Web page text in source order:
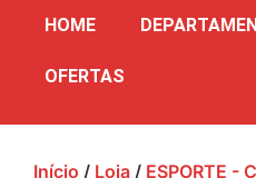
HOME
OFERTAS
Início / Loja / ESPORTE -